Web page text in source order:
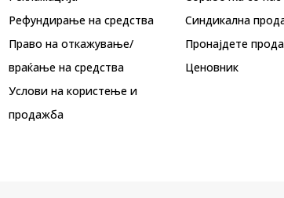
Рефундирање на средства
Право на откажување/
враќање на средства
Услови на користење и
продажба
Синдикална
Пронајдете
Ценовник